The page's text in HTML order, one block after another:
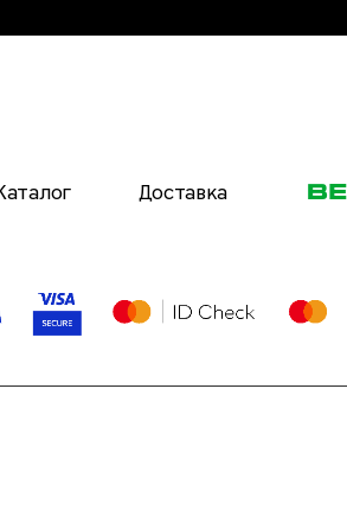
Доставка